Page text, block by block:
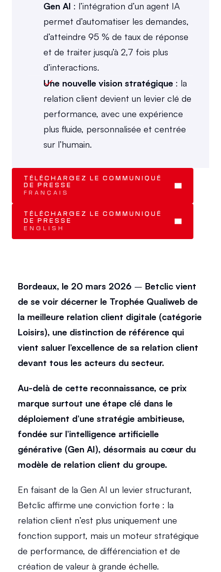
Gen AI : l’intégration d’un agent IA
permet d’automatiser les demandes,
d’atteindre 95 % de taux de réponse
et de traiter jusqu’à 2,7 fois plus
d’interactions.
Une nouvelle vision stratégique : la
relation client devient un levier clé de
performance, avec une expérience
plus fluide, personnalisée et centrée
sur l’humain.
TÉLÉCHARGEZ LE COMMUNIQUÉ
DE PRESSE
FRANÇAIS
TÉLÉCHARGEZ LE COMMUNIQUÉ
DE PRESSE
ENGLISH
Bordeaux, le 20 mars 2026 – Betclic vient
de se voir décerner le Trophée Qualiweb de
la meilleure relation client digitale (catégorie
Loisirs), une distinction de référence qui
vient saluer l’excellence de sa relation client
devant tous les acteurs du secteur.
Au-delà de cette reconnaissance, ce prix
marque surtout une étape clé dans le
déploiement d’une stratégie ambitieuse,
fondée sur l’intelligence artificielle
générative (Gen AI), désormais au cœur du
modèle de relation client du groupe.
En faisant de la Gen AI un levier structurant,
Betclic affirme une conviction forte : la
relation client n’est plus uniquement une
fonction support, mais un moteur stratégique
de performance, de différenciation et de
création de valeur à grande échelle.